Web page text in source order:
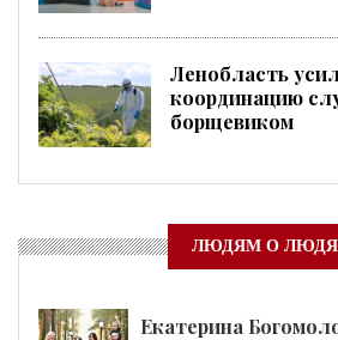
Ленобласть
координацию
борщевиком
ЛЮДЯМ О
Екатерина